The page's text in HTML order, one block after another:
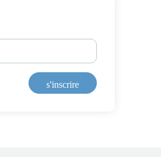
s'inscrire